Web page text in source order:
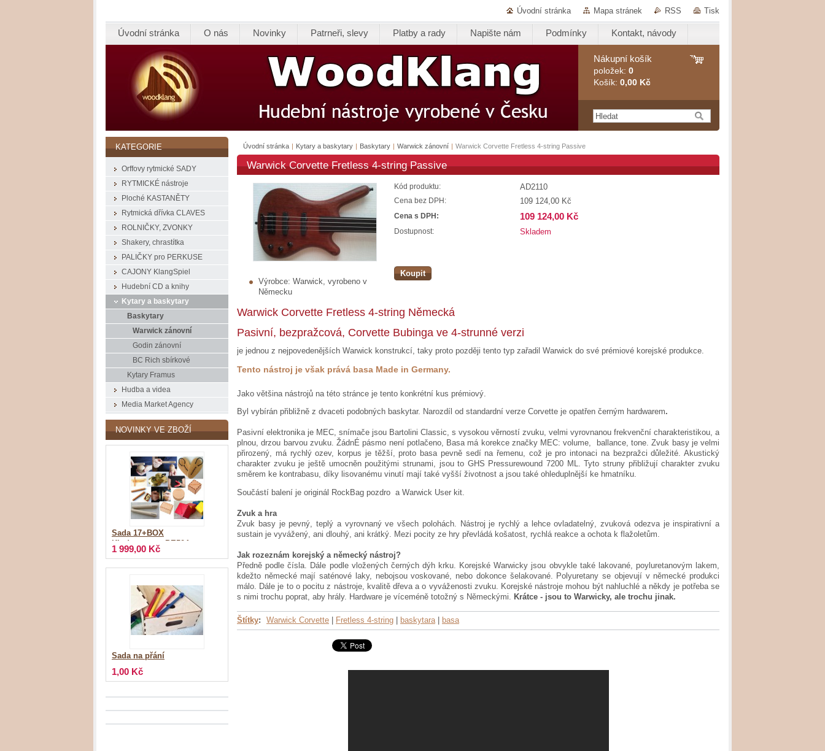
Úvodní stránka Mapa stránek RSS Tisk
Úvodní stránka O nás Novinky Patrneři, slevy Platby a rady Napište nám Podmínky Kontakt, návody
Nákupní košík
položek: 0
Košík: 0,00 Kč
Úvodní stránka | Kytary a baskytary | Baskytary | Warwick zánovní | Warwick Corvette Fretless 4-string Passive
Warwick Corvette Fretless 4-string Passive
Výrobce: Warwick, vyrobeno v
Německu
Kód produktu: AD2110
Cena bez DPH: 109 124,00 Kč
Cena s DPH: 109 124,00 Kč
Dostupnost: Skladem
Koupit
Warwick Corvette Fretless 4-string Německá
Pasivní, bezpražcová, Corvette Bubinga ve 4-strunné verzi
je jednou z nejpovedenějších Warwick konstrukcí, taky proto později tento typ zařadil Warwick do své prémiové korejské produkce.
Tento nástroj je však prává basa Made in Germany.
Jako většina nástrojů na této stránce je tento konkrétní kus prémiový.
Byl vybírán přibližně z dvaceti podobných baskytar. Narozdíl od standardní verze Corvette je opatřen černým hardwarem.
Pasivní elektronika je MEC, snímače jsou Bartolini Classic, s vysokou věrností zvuku, velmi vyrovnanou frekvenční charakteristikou, a
plnou, drzou barvou zvuku. ŽádnÉ pásmo není potlačeno, Basa má korekce značky MEC: volume, ballance, tone. Zvuk basy je velmi
přirozený, má rychlý ozev, korpus je těžší, proto basa pevně sedí na řemenu, což je pro intonaci na bezpražci důležité. Akustický
charakter zvuku je ještě umocněn použitými strunami, jsou to GHS Pressurewound 7200 ML. Tyto struny přibližují charakter zvuku
směrem ke kontrabasu, díky lisovanému vinutí mají také vyšší životnost a jsou také ohleduplnější ke hmatníku.
Součástí balení je originál RockBag pozdro a Warwick User kit.
Zvuk a hra
Zvuk basy je pevný, teplý a vyrovnaný ve všech polohách. Nástroj je rychlý a lehce ovladatelný, zvuková odezva je inspirativní a
sustain je vyvážený, ani dlouhý, ani krátký. Mezi pocity ze hry převládá košatost, rychlá reakce a ochota k flažoletům.
Jak rozeznám korejský a německý nástroj?
Předně podle čísla. Dále podle vložených černých dýh krku. Korejské Warwicky jsou obvykle také lakované, poyluretanovým lakem,
kdežto německé mají saténové laky, nebojsou voskované, nebo dokonce šelakované. Polyuretany se objevují v německé produkci
málo. Dále je to o pocitu z nástroje, kvalitě dřeva a o vyváženosti zvuku. Korejské nástroje mohou být nahluchlé a někdy je potřeba se
s nimi trochu poprat, aby hrály. Hardware je víceméně totožný s Německými. Krátce - jsou to Warwicky, ale trochu jinak.
Štítky: Warwick Corvette Fretless 4-string baskytara basa
KATEGORIE
Orffovy rytmické SADY
RYTMICKÉ nástroje
Ploché KASTANĚTY
Rytmická dřívka CLAVES
ROLNIČKY, ZVONKY
Shakery, chrastítka
PALIČKY pro PERKUSE
CAJONY KlangSpiel
Hudební CD a knihy
Kytary a baskytary
Baskytary
Warwick zánovní
Godin zánovní
BC Rich sbírkové
Kytary Framus
Hudba a videa
Media Market Agency
NOVINKY VE ZBOŽÍ
Sada 17+BOX
Kindergarten_PE504
1 999,00 Kč
Sada na přání
1,00 Kč